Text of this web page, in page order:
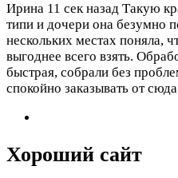
Ирина 11 сек назад Такую
типи и дочери она безумно
нескольких местах поняла,
выгоднее всего взять.
быстрая, собрали без
спокойно заказывать от
Хороший сайт